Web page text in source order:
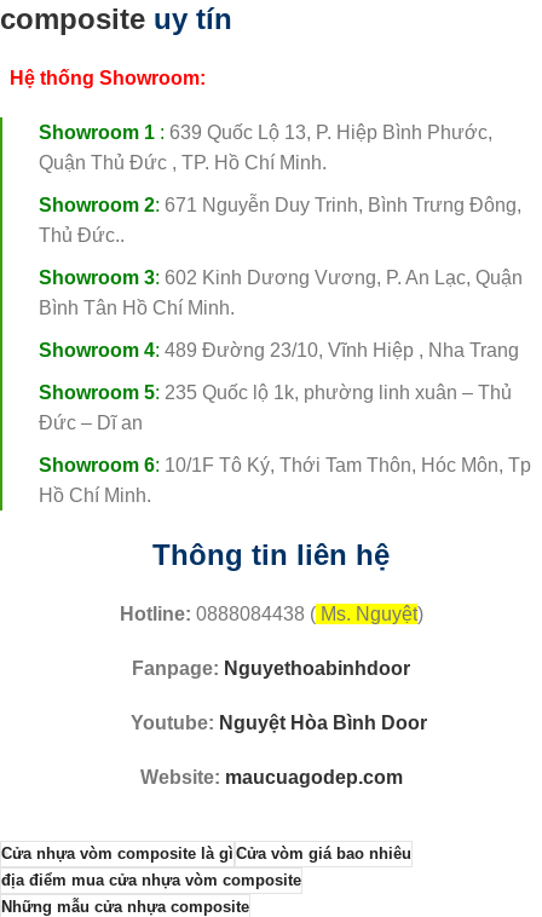
composite uy tín
Hệ thống Showroom:
Showroom 1 : 639 Quốc Lộ 13, P. Hiệp Bình Phước,
Quận Thủ Đức , TP. Hồ Chí Minh.
Showroom 2: 671 Nguyễn Duy Trinh, Bình Trưng Đông,
Thủ Đức..
Showroom 3: 602 Kinh Dương Vương, P. An Lạc, Quận
Bình Tân Hồ Chí Minh.
Showroom 4: 489 Đường 23/10, Vĩnh Hiệp , Nha Trang
Showroom 5: 235 Quốc lộ 1k, phường linh xuân – Thủ
Đức – Dĩ an
Showroom 6: 10/1F Tô Ký, Thới Tam Thôn, Hóc Môn, Tp
Hồ Chí Minh.
Thông tin liên hệ
Hotline: 0888084438 (Ms. Nguyệt)
Fanpage: Nguyethoabinhdoor
Youtube: Nguyệt Hòa Bình Door
Website: maucuagodep.com
Cửa nhựa vòm composite là gì Cửa vòm giá bao nhiêu
địa điểm mua cửa nhựa vòm composite
Những mẫu cửa nhựa composite